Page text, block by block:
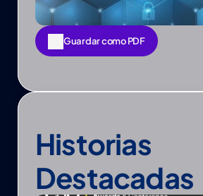
Guardar como PDF
Guardar como PDF
Historias
Destacadas